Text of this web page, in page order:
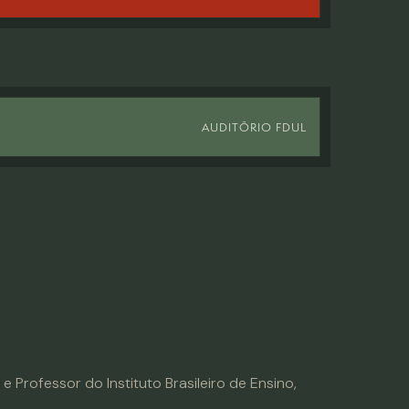
AUDITÓRIO FDUL
Professor do Instituto Brasileiro de Ensino,